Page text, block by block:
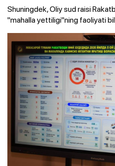
Shuningdek, Oliy sud raisi
"mahalla yettiligi"ning faoliyati